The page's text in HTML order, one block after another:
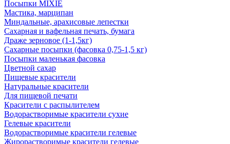
Посыпки MIXIE
Мастика, марципан
Миндальные, арахисовые лепестки
Сахарная и вафельная печать, бумага
Драже зерновое (1-1,5кг)
Сахарные посыпки (фасовка 0,75-1,5 кг)
Посыпки маленькая фасовка
Цветной сахар
Пищевые красители
Натуральные красители
Для пищевой печати
Красители с распылителем
Водорастворимые красители сухие
Гелевые красители
Водорастворимые красители гелевые
Жирорастворимые красители гелевые